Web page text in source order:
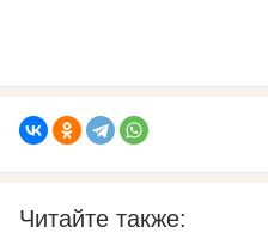
Читайте также: